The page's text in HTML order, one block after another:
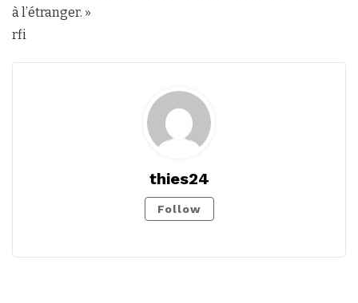
à l’étranger. »
rfi
thies24
Follow